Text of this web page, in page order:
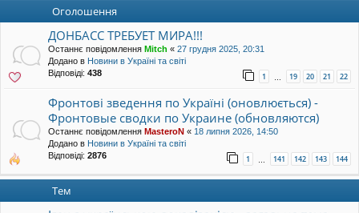
Оголошення
ДОНБАСС ТРЕБУЕТ МИРА!!!
Останнє повідомлення Mitch « 27 грудня 2025, 20:31
Додано в Новини в Україні та світі
Відповіді: 438 1 … 19 20 21 22
Фронтові зведення по Україні (оновлюється) -
Фронтовые сводки по Украине (обновляются)
Останнє повідомлення MasteroN « 18 липня 2026, 14:50
Додано в Новини в Україні та світі
Відповіді: 2876 1 … 141 142 143 144
Тем